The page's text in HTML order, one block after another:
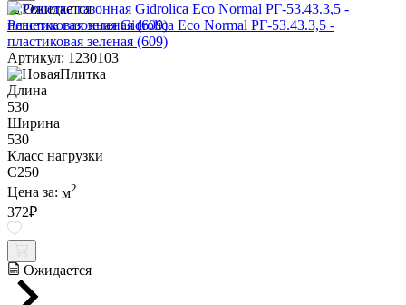
Ожидается
Решетка газонная Gidrolica Eco Normal РГ-53.43.3,5 -
пластиковая зеленая (609)
Артикул: 1230103
Длина
530
Ширина
530
Класс нагрузки
C250
Цена за: м2
372₽
Ожидается